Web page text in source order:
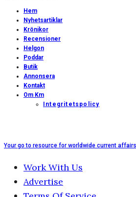
Hem
Nyhetsartiklar
Krönikor
Recensioner
Helgon
Poddar
Butik
Annonsera
Kontakt
Om Km
Integritetspolicy
Your go to resource for worldwide current
Work With Us
Advertise